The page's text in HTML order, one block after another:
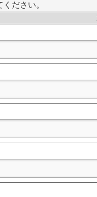
ださい。